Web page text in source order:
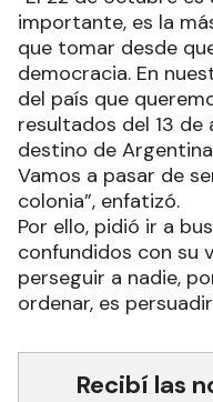
importante, es la
que tomar desde
democracia. En
del país que
resultados del 13
destino de
Vamos a pasar de
colonia”, enfatizó.
Por ello, pidió ir a
confundidos con su
perseguir a nadie,
ordenar, es
Recibí las